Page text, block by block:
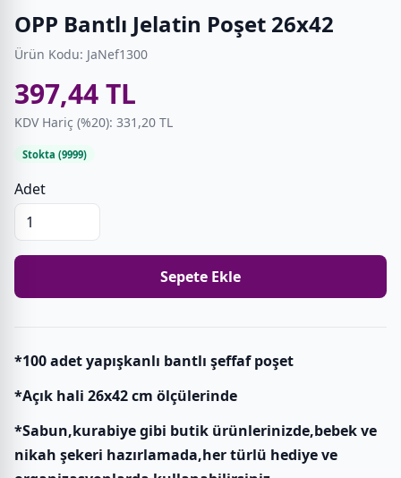
OPP Bantlı Jelatin Poşet 26x42
Ürün Kodu: JaNef1300
397,44 TL
KDV Hariç (%20): 331,20 TL
Stokta (9999)
Adet
Sepete Ekle
*100 adet yapışkanlı bantlı şeffaf poşet
*Açık hali 26x42 cm ölçülerinde
*Sabun,kurabiye gibi butik ürünlerinizde,bebek ve
nikah şekeri hazırlamada,her türlü hediye ve